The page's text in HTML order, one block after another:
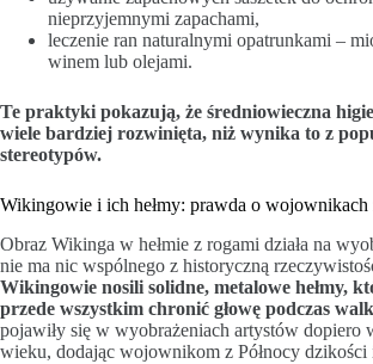
nieprzyjemnymi zapachami,
leczenie ran naturalnymi opatrunkami –
winem lub olejami.
Te praktyki pokazują, że średniowieczna
wiele bardziej rozwinięta, niż wynika to z
stereotypów.
Wikingowie i ich hełmy: prawda o wojownikach
Obraz Wikinga w hełmie z rogami działa na
nie ma nic wspólnego z historyczną
Wikingowie nosili solidne, metalowe hełmy,
przede wszystkim chronić głowę podczas
pojawiły się w wyobrażeniach artystów dopiero
wieku, dodając wojownikom z Północy dzikości